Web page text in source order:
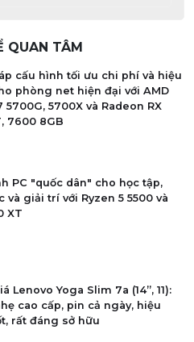
QUAN TÂM
cấu hình tối ưu chi phí và hiệu
phòng net hiện đại với AMD
5700G, 5700X và Radeon RX
7600 8GB
PC "quốc dân" cho học tập,
và giải trí với Ryzen 5 5500 và
XT
Lenovo Yoga Slim 7a (14”, 11):
cao cấp, pin cả ngày, hiệu
rất đáng sở hữu